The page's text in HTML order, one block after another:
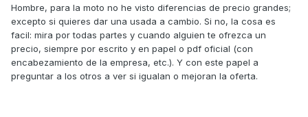
Hombre, para la moto no he visto diferencias de precio grandes;
excepto si quieres dar una usada a cambio. Si no, la cosa es
facil: mira por todas partes y cuando alguien te ofrezca un
precio, siempre por escrito y en papel o pdf oficial (con
encabezamiento de la empresa, etc.). Y con este papel a
preguntar a los otros a ver si igualan o mejoran la oferta.